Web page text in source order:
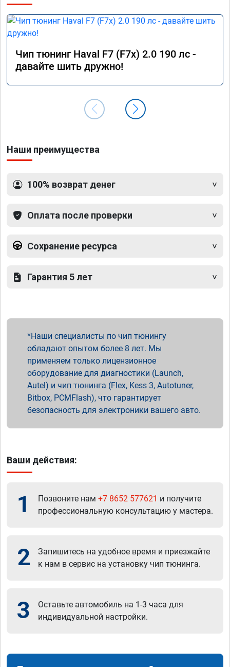
Чип тюнинг Haval F7 (F7x) 2.0 190 лс -
давайте шить дружно!
Наши преимущества
100% возврат денег
Оплата после проверки
Сохранение ресурса
Гарантия 5 лет
Наши специалисты по чип тюнингу
обладают опытом более 8 лет. Мы
применяем только лицензионное
оборудование для диагностики (Launch,
Autel) и чип тюнинга (Flex, Kess 3, Autotuner,
Bitbox, PCMFlash), что гарантирует
безопасность для электроники вашего авто.
Ваши действия:
1 Позвоните нам +7 8652 577621 и получите
профессиональную консультацию у мастера.
2
Запишитесь на удобное время и приезжайте
к нам в сервис на установку чип тюнинга.
3
Оставьте автомобиль на 1-3 часа для
индивидуальной настройки.